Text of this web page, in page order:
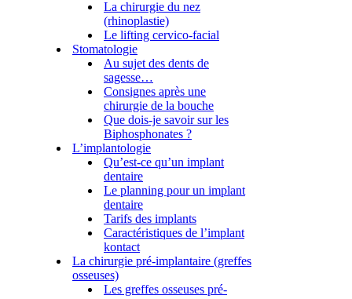
La chirurgie du nez
(rhinoplastie)
Le lifting cervico-facial
Stomatologie
Au sujet des dents de
sagesse…
Consignes après une
chirurgie de la bouche
Que dois-je savoir sur les
Biphosphonates ?
L’implantologie
Qu’est-ce qu’un implant
dentaire
Le planning pour un implant
dentaire
Tarifs des implants
Caractéristiques de l’implant
kontact
La chirurgie pré-implantaire (greffes
osseuses)
Les greffes osseuses pré-